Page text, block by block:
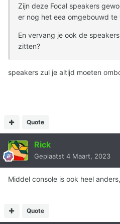
Zijn deze Focal speakers
er nog het eea omgebouwd te
En vervang je ook de
zitten?
speakers zul je altijd moeten
Quote
Rick
Geplaatst 4 Maart, 2023
Middel console is ook heel
Quote